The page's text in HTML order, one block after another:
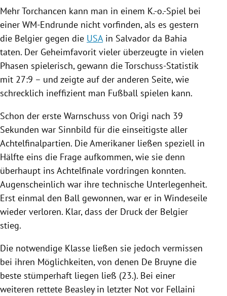
Untermenü
Untermenü
Untermenü
MehrTorchancen kann man in einem K.-o.-Spiel bei
einer WM-Endrunde nicht vorfinden, als es gestern
die Belgier gegen die USAin Salvador da Bahia
taten. Der Geheimfavorit vieler überzeugte in vielen
Phasen spielerisch, gewann die Torschuss-Statistik
mit 27:9 – und zeigte auf der anderen Seite, wie
schrecklich ineffizient man Fußball spielen kann.
Schon der erste Warnschuss von Origi nach 39
Sekunden war Sinnbild für die einseitigste aller
Achtelfinalpartien. Die Amerikaner ließen speziell in
Hälfte eins die Frage aufkommen, wie sie denn
überhaupt ins Achtelfinale vordringen konnten.
Augenscheinlich war ihre technische Unterlegenheit.
Erst einmal den Ball gewonnen, war er in Windeseile
wieder verloren. Klar, dass der Druck der Belgier
stieg.
Die notwendige Klasse ließen sie jedoch vermissen
bei ihren Möglichkeiten, von denen De Bruyne die
beste stümperhaft liegen ließ (23.). Bei einer
weiteren rettete Beasley in letzter Not vor Fellaini